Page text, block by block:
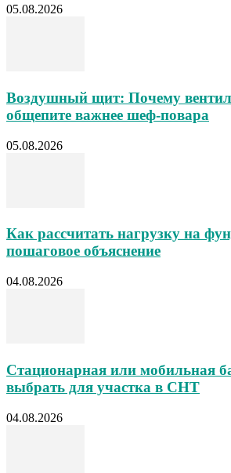
05.08.2026
Воздушный щит: Почему
общепите важнее шеф-повара
05.08.2026
Как рассчитать нагрузку на
пошаговое объяснение
04.08.2026
Стационарная или мобильная
выбрать для участка в СНТ
04.08.2026